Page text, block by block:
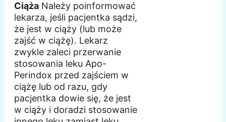
Ciąża Należy poinformować
lekarza, jeśli pacjentka sądzi,
że jest w ciąży (lub może
zajść w ciążę). Lekarz
zwykle zaleci przerwanie
stosowania leku Apo-
Perindox przed zajściem w
ciążę lub od razu, gdy
pacjentka dowie się, że jest
w ciąży i doradzi stosowanie